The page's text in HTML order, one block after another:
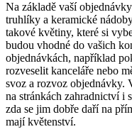
Na základě vaší
truhlíky a keramické
takové květiny, které si
budou vhodné do vašich
objednávkách, například
rozveselit kanceláře nebo
svoz a rozvoz objednávky.
na stránkách zahradnictví i
zda se jim dobře daří na
mají květenství.